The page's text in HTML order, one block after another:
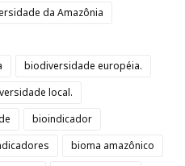
da Amazônia
biodiversidade européia.
local.
bioindicador
bioma amazônico